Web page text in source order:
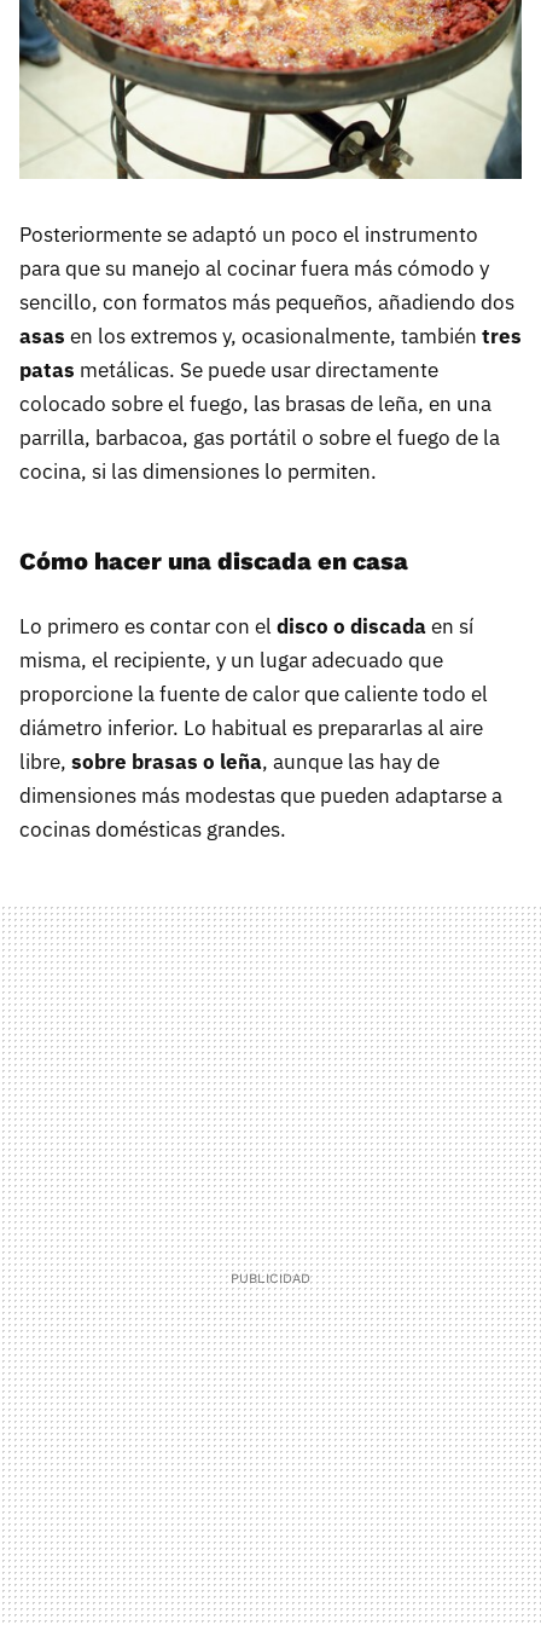
Posteriormente se adaptó un poco el instrumento
para que su manejo al cocinar fuera más cómodo y
sencillo, con formatos más pequeños, añadiendo dos
asas en los extremos y, ocasionalmente, también tres
patas metálicas. Se puede usar directamente
colocado sobre el fuego, las brasas de leña, en una
parrilla, barbacoa, gas portátil o sobre el fuego de la
cocina, si las dimensiones lo permiten.
Cómo hacer una discada en casa
Lo primero es contar con el disco o discadaen sí
misma, el recipiente, y un lugar adecuado que
proporcione la fuente de calor que caliente todo el
diámetro inferior. Lo habitual es prepararlas al aire
libre, sobre brasas o leña, aunque las hay de
dimensiones más modestas que pueden adaptarse a
cocinas domésticas grandes.